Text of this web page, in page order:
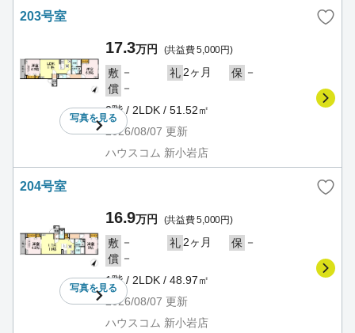
203号室
写真を見る
17.3万円 (共益費 5,000円)
敷 － 礼 2ヶ月 保 －
償 －
2階 / 2LDK / 51.52㎡
2026/08/07 更新
ハウスコム 新小岩店
204号室
写真を見る
16.9万円 (共益費 5,000円)
敷 － 礼 2ヶ月 保 －
償 －
1階 / 2LDK / 48.97㎡
2026/08/07 更新
ハウスコム 新小岩店